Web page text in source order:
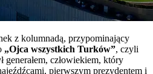
z kolumnadą, przypominający
„Ojca wszystkich Turków”, czyli
człowiekiem, który
pierwszym prezydentem i